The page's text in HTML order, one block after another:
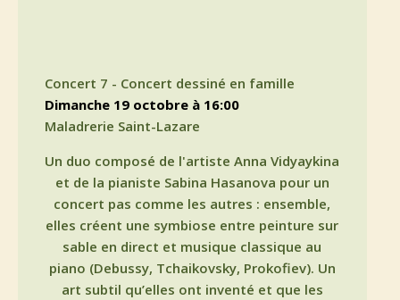
Concert 7 - Concert dessiné en famille
dimanche 19 octobre à 16:00
Maladrerie Saint-Lazare
Un duo composé de l'artiste Anna Vidyaykina
et de la pianiste Sabina Hasanova pour un
concert pas comme les autres : ensemble,
elles créent une symbiose entre peinture sur
sable en direct et musique classique au
piano (Debussy, Tchaikovsky, Prokofiev). Un
art subtil qu’elles ont inventé et que les